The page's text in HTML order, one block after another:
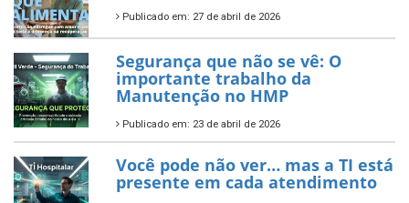
Publicado em: 27 de abril de 2026
Segurança que não se vê: O
importante trabalho da
Manutenção no HMP
Publicado em: 23 de abril de 2026
Você pode não ver… mas a TI está
presente em cada atendimento